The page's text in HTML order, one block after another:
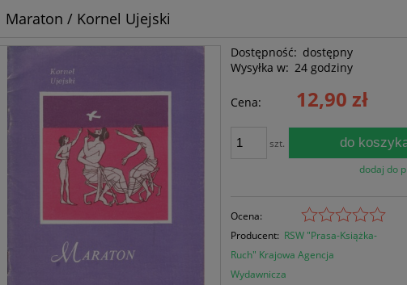
Maraton / Kornel Ujejski
Dostępność: dostępny
Wysyłka w: 24 godziny
Cena: 12,90 zł
szt. do
dodaj do
Ocena:
Producent: RSW "Prasa-Książka-
Ruch" Krajowa Agencja
Wydawnicza